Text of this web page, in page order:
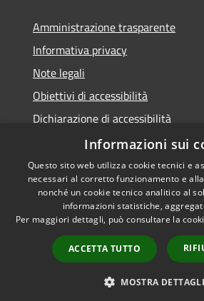
Amministrazione trasparente
Informativa privacy
Note legali
Obiettivi di accessibilità
Dichiarazione di accessibilità
Open Data
RSS
Accessibilità
by
Informazioni sui
Questo sito web utilizza cookie tecnici e
necessari al corretto funzionamento e
nonché un cookie tecnico analitico al
informazioni statistiche,
Per maggiori dettagli, può consultare la
ACCETTA TUTTO
MOSTRA DETTAGLI